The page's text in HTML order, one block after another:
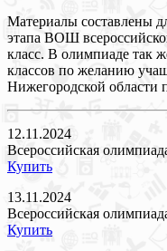
Материалы составлены
этапа ВОШ
класс. В олимпиаде так
классов по желанию
Нижегородской области
12.11.2024
Всероссийская
Купить
13.11.2024
Всероссийская
Купить